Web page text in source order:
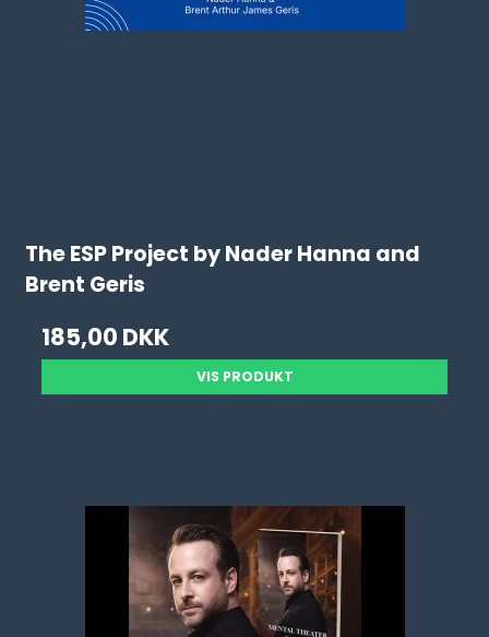
The ESP Project by Nader Hanna and
Brent Geris
185,00 DKK
VIS PRODUKT